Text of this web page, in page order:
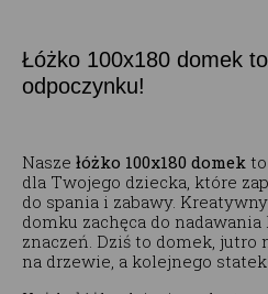
Łóżko 100x180 domek
odpoczynku!
Nasze łóżko 100x180 domek
dla Twojego dziecka, które
do spania i zabawy.
domku zachęca do
znaczeń. Dziś to domek, jutro
na drzewie, a kolejnego statek!